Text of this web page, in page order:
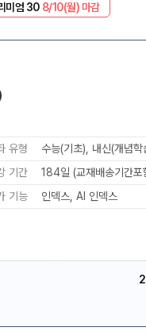
8/10(월) 마감
유형
수능(기초), 내신(개념학
기간
184일 (교재배송기간포
기능
인덱스 AI 인덱스